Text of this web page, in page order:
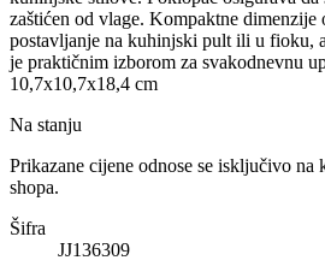
zaštićen od vlage. Kompaktne dimenzije
postavljanje na kuhinjski pult ili u fioku,
je praktičnim izborom za svakodnevnu
10,7x10,7x18,4 cm
Na stanju
Prikazane cijene odnose se isključivo na
shopa.
Šifra
JJ136309